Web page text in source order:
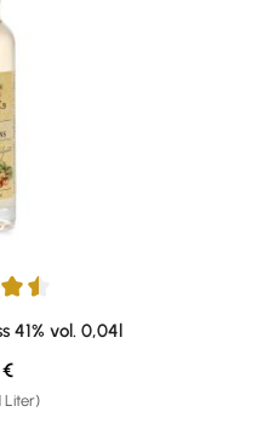
von 4.57 von 5 Sternen
41% vol. 0,04l
Liter)
Preis: